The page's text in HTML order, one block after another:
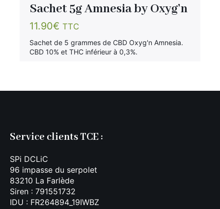
Sachet 5g Amnesia by Oxyg’n
11.90€ TTC
Sachet de 5 grammes de CBD Oxyg'n Amnesia.
CBD 10% et THC inférieur à 0,3%.
Service clients TCE :
SPi DCLiC
96 impasse du serpolet
83210 La Farlède
Siren : 791551732
IDU : FR264894_19IWBZ